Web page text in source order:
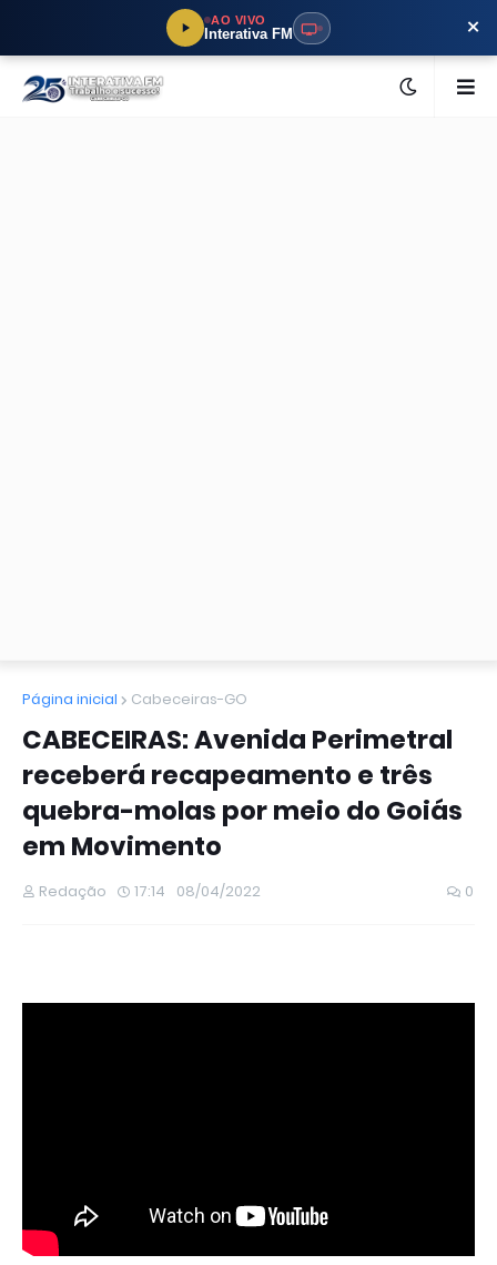
AO VIVO
Interativa FM ×
Página inicial Cabeceiras-GO
CABECEIRAS: Avenida Perimetral
receberá recapeamento e três
quebra-molas por meio do Goiás
em Movimento
Redação 17:14 08/04/2022 0